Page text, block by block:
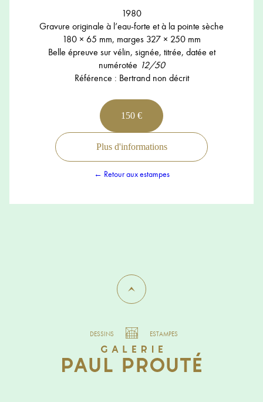
1980
Gravure originale à l’eau-forte et à la pointe sèche
180 × 65 mm, marges 327 × 250 mm
Belle épreuve sur vélin, signée, titrée, datée et
numérotée 12/50
Référence : Bertrand non décrit
150 €
Plus d'informations
← Retour aux estampes
DESSINS ESTAMPES